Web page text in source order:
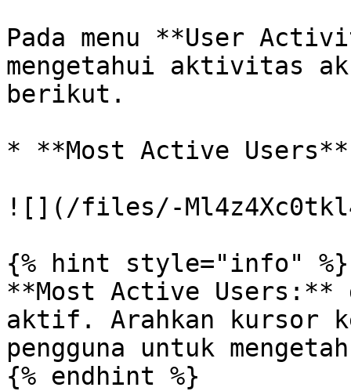
Pada menu **User
mengetahui aktivitas
berikut.
* **Most Active Users**
![](/files/-
{% hint style="info" %}
**Most Active Users:**
aktif. Arahkan kursor
pengguna untuk
{% endhint %}